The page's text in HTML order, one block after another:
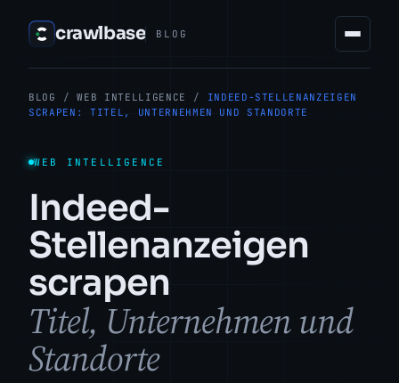
crawlbase BLOG
BLOG / WEB INTELLIGENCE /
INDEED-STELLENANZEIGEN
SCRAPEN: TITEL, UNTERNEHMEN UND STANDORTE
WEB INTELLIGENCE
Indeed-
Stellenanzeigen
scrapen
Titel, Unternehmen und
Standorte